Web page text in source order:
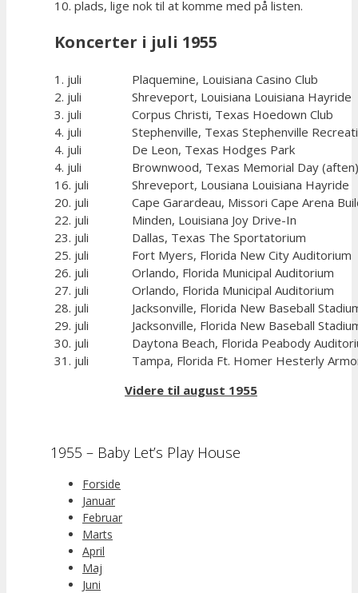
10. plads, lige nok til at komme med på listen.
Koncerter i juli 1955
1. juli
Plaquemine, Louisiana Casino Club
2. juli
Shreveport, Louisiana Louisiana Hayride
3. juli
Corpus Christi, Texas Hoedown Club
4. juli
Stephenville, Texas Stephenville
4. juli
De Leon, Texas Hodges Park
4. juli
Brownwood, Texas Memorial Day (aften)
16. juli
Shreveport, Lousiana Louisiana Hayride
20. juli
Cape Garardeau, Missori Cape Arena
22. juli
Minden, Louisiana Joy Drive-In
23. juli
Dallas, Texas The Sportatorium
25. juli
Fort Myers, Florida New City Auditorium
26. juli
Orlando, Florida Municipal Auditorium
27. juli
Orlando, Florida Municipal Auditorium
28. juli
Jacksonville, Florida New Baseball
29. juli
Jacksonville, Florida New Baseball
30. juli
Daytona Beach, Florida Peabody
31. juli
Tampa, Florida Ft. Homer Hesterly
Videre til august 1955
1955 – Baby Let’s Play House
Forside
Januar
Februar
Marts
April
Maj
Juni